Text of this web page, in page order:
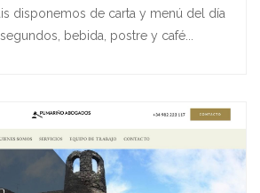
disponemos de carta y menú del día
bebida, postre y café...